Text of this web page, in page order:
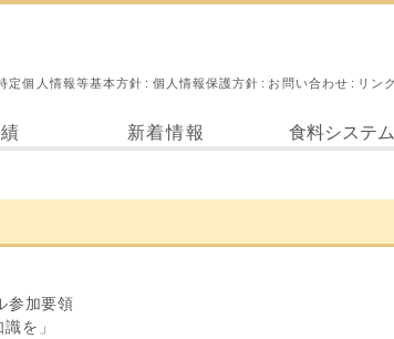
定個人情報等基本方針 個人情報保護方針 お問い合わせ リンク
新着情報 食料システ
参加要領
を」